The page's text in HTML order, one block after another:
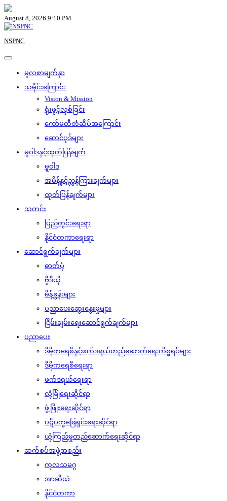
Skip
to
content
August 8, 2026 9:10 PM
NSPNC
မူလစာမျက်နှာ
သမိုင်းကြောင်း
Vision & Mission
ရုံးဖွင့်လှစ်ခြင်း
ကော်မတီတံဆိပ်အကြောင်း
ဆောင်ပုဒ်များ
မူဝါဒနှင့်ထုတ်ပြန်ချက်
မူဝါဒ
အမိန့်နှင့်ညွှန်ကြားချက်များ
ထုတ်ပြန်ချက်များ
သတင်း
ပြည်တွင်းရေးရာ
နိုင်ငံတကာရေးရာ
ဆောင်ရွက်ချက်များ
ဓာတ်ပုံ
ဗွီဒီယို
မိန့်ခွန်းများ
ပညာပေးဆွေးနွေးမှုများ
ငြိမ်းချမ်းရေးဆောင်ရွက်ချက်များ
ပညာပေး
ဒီမိုကရေစီနှင့်ဖက်ဒရယ်တည်ဆောက်‌ရေးကိစ္စရပ်များ
ဒီမိုကရေစီရေးရာ
ဖက်ဒရယ်ရေးရာ
လုံခြုံရေးဆိုင်ရာ
ဖွံ့ဖြိုးရေးဆိုင်ရာ
ပဋိပက္ခဖြေရှင်းရေးဆိုင်ရာ
ယုံကြည်မှုတည်ဆောက်ရေးဆိုင်ရာ
ဆက်စပ်အဖွဲ့အစည်း
ကုလသမဂ္ဂ
အာဆီယံ
နိုင်ငံတကာ